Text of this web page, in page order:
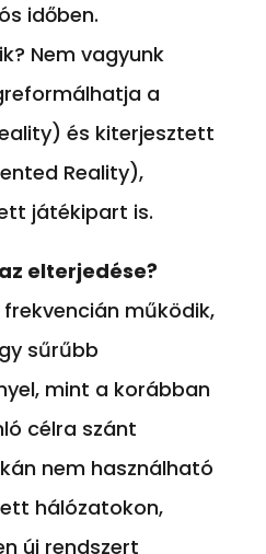
időben.
Nem vagyunk
a
és kiterjesztett
Reality),
játékipart is.
elterjedése?
működik,
sűrűbb
mint a korábban
célra szánt
nem használható
hálózatokon,
új rendszert